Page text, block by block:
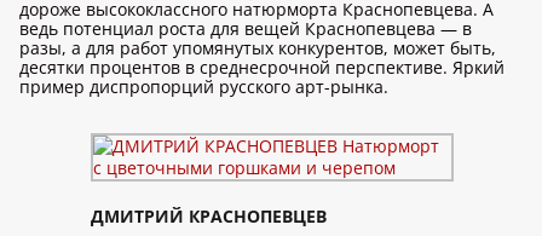
дороже высококлассного натюрморта Краснопевцева. А
ведь потенциал роста для вещей Краснопевцева — в
разы, а для работ упомянутых конкурентов, может быть,
десятки процентов в среднесрочной перспективе. Яркий
пример диспропорций русского арт-рынка.
ДМИТРИЙ КРАСНОПЕВЦЕВ